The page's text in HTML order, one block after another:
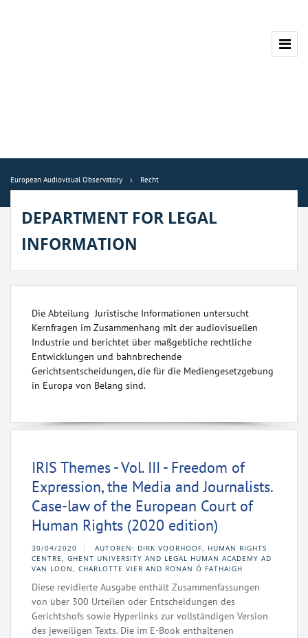
European Audiovisual Observatory Recht
DEPARTMENT FOR LEGAL
INFORMATION
Die Abteilung Juristische Informationen untersucht
Kernfragen im Zusammenhang mit der audiovisuellen
Industrie und berichtet über maßgebliche rechtliche
Entwicklungen und bahnbrechende
Gerichtsentscheidungen, die für die Mediengesetzgebung
in Europa von Belang sind.
IRIS Themes - Vol. III - Freedom of
Expression, the Media and Journalists.
Case-law of the European Court of
Human Rights (2020 edition)
30/04/2020
AUTOREN: DIRK VOORHOOF, HUMAN RIGHTS
CENTRE, GHENT UNIVERSITY AND LEGAL HUMAN ACADEMY AD
VAN LOON, CHARLOTTE VIER AND RONAN Ó FATHAIGH
Diese revidierte Ausgabe enthält Zusammenfassungen
von über 300 Urteilen oder Entscheidungen des
Gerichtshofs sowie Hyperlinks zur vollständigen Version
des jeweiligen Texts. Die im E-Book enthaltenen